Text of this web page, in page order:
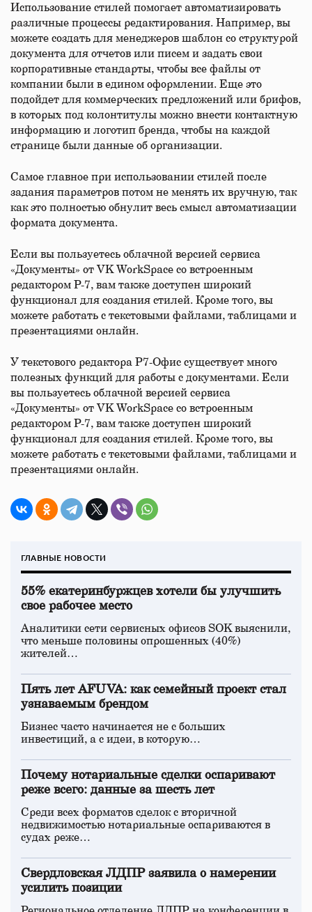
Использование стилей помогает автоматизировать
различные процессы редактирования. Например, вы
можете создать для менеджеров шаблон со структурой
документа для отчетов или писем и задать свои
корпоративные стандарты, чтобы все файлы от
компании были в едином оформлении. Еще это
подойдет для коммерческих предложений или брифов,
в которых под колонтитулы можно внести контактную
информацию и логотип бренда, чтобы на каждой
странице были данные об организации.
Самое главное при использовании стилей после
задания параметров потом не менять их вручную, так
как это полностью обнулит весь смысл автоматизации
формата документа.
Если вы пользуетесь облачной версией сервиса
«Документы» от VK WorkSpace со встроенным
редактором Р-7, вам также доступен широкий
функционал для создания стилей. Кроме того, вы
можете работать с текстовыми файлами, таблицами и
презентациями онлайн.
У текстового редактора Р7-Офис существует много
полезных функций для работы с документами. Если
вы пользуетесь облачной версией сервиса
«Документы» от VK WorkSpace со встроенным
редактором Р-7, вам также доступен широкий
функционал для создания стилей. Кроме того, вы
можете работать с текстовыми файлами, таблицами и
презентациями онлайн.
ГЛАВНЫЕ НОВОСТИ
55% екатеринбуржцев хотели бы улучшить
свое рабочее место
Аналитики сети сервисных офисов SOK выяснили,
что меньше половины опрошенных (40%)
жителей…
Пять лет AFUVA: как семейный проект стал
узнаваемым брендом
Бизнес часто начинается не с больших
инвестиций, а с идеи, в которую…
Почему нотариальные сделки оспаривают
реже всего: данные за шесть лет
Среди всех форматов сделок с вторичной
недвижимостью нотариальные оспариваются в
судах реже…
Свердловская ЛДПР заявила о намерении
усилить позиции